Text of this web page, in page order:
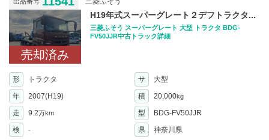
売却済み
H19年式スーパーグレート２デフトラクタ...
三菱ふそう スーパーグレート 大型 トラクタ BDG-
FV50JJR中古トラック詳細
形 トラクタ サ
大型
年
2007(H19) 積 20,000kg
走 9.2万km 型
BDG-FV50JJR
検
- 県 神奈川県